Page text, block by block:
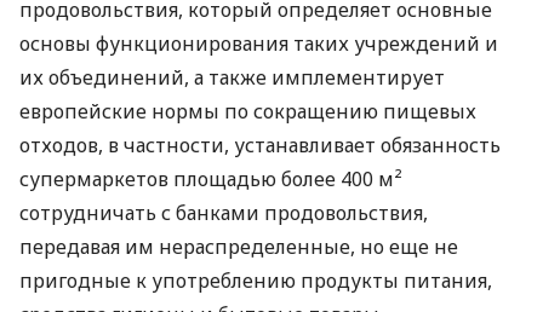
продовольствия, который определяет основные
основы функционирования таких учреждений и
их объединений, а также имплементирует
европейские нормы по сокращению пищевых
отходов, в частности, устанавливает обязанность
супермаркетов площадью более 400 м²
сотрудничать с банками продовольствия,
передавая им нераспределенные, но еще не
пригодные к употреблению продукты питания,